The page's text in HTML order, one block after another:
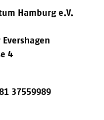
Hamburg e.V.
Evershagen
4
37559989